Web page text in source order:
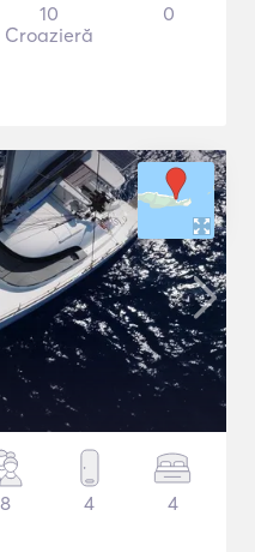
10
Croazieră
0
8 4 4